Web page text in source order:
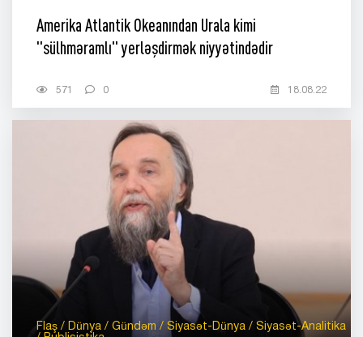
Amerika Atlantik Okeanından Urala kimi
"sülhməramlı" yerləşdirmək niyyətindədir
571 0 18.08.22
Flaş / Dünya / Gündəm / Siyasət-Dünya / Siyasət-Analitika